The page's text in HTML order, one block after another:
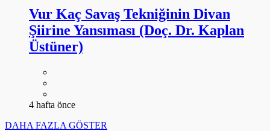
Vur Kaç Savaş Tekniğinin Divan
Şiirine Yansıması (Doç. Dr. Kaplan
Üstüner)
4 hafta önce
DAHA FAZLA GÖSTER